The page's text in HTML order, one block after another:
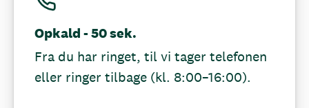
Opkald - 50 sek.
Fra du har ringet, til vi tager telefonen
eller ringer tilbage (kl. 8:00–16:00).